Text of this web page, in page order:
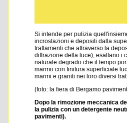
Si intende per pulizia
incrostazioni e depositi dalla
trattamenti che attraverso la
diffrazione della luce), esaltano i
naturale degrado che il tempo
marmo con finitura superficiale
marmi e graniti nei loro diversi
(foto: la fiera di Bergamo
Dopo la rimozione meccanica
la pulizia con un detergente
pavimenti).